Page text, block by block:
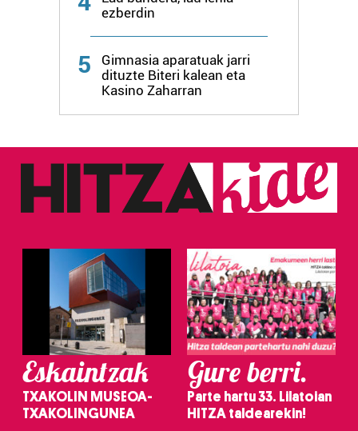
ezberdin
5
Gimnasia aparatuak jarri
dituzte Biteri kalean eta
Kasino Zaharran
Eskaintzak
TXAKOLIN MUSEOA-
TXAKOLINGUNEA
Gure berri.
Parte hartu 33. Lilatoian
HITZA taldearekin!